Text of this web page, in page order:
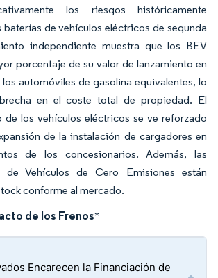
los riesgos históricamente
de vehículos eléctricos de segunda
independiente muestra que los BEV
porcentaje de su valor de lanzamiento en
automóviles de gasolina equivalentes, lo
en el coste total de propiedad. El
los vehículos eléctricos se ve reforzado
de la instalación de cargadores en
de los concesionarios. Además, las
de Vehículos de Cero Emisiones están
conforme al mercado.
de los Frenos*
Encarecen la Financiación de